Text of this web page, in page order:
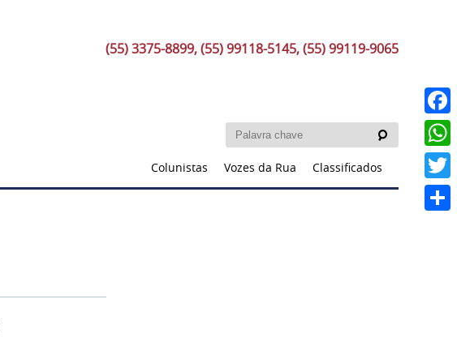
(55) 3375-8899, (55) 99118-5145, (55) 99119-9065
Colunistas
Vozes da Rua Classificados